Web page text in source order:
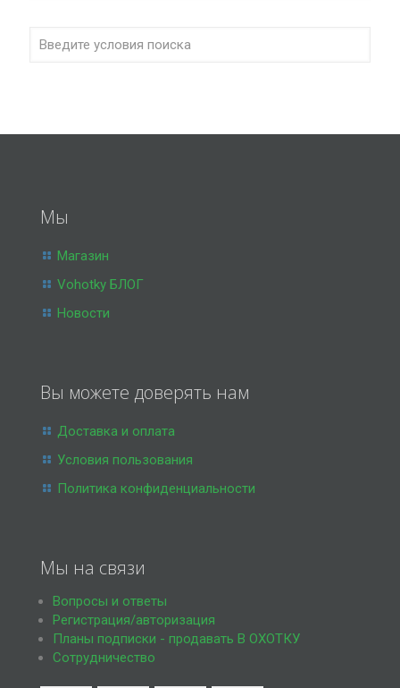
Мы
Магазин
Vohotky БЛОГ
Новости
Вы можете доверять нам
Доставка и оплата
Условия пользования
Политика конфиденциальности
Мы на связи
Вопросы и ответы
Регистрация/авторизация
Планы подписки - продавать В ОХОТКУ
Сотрудничество